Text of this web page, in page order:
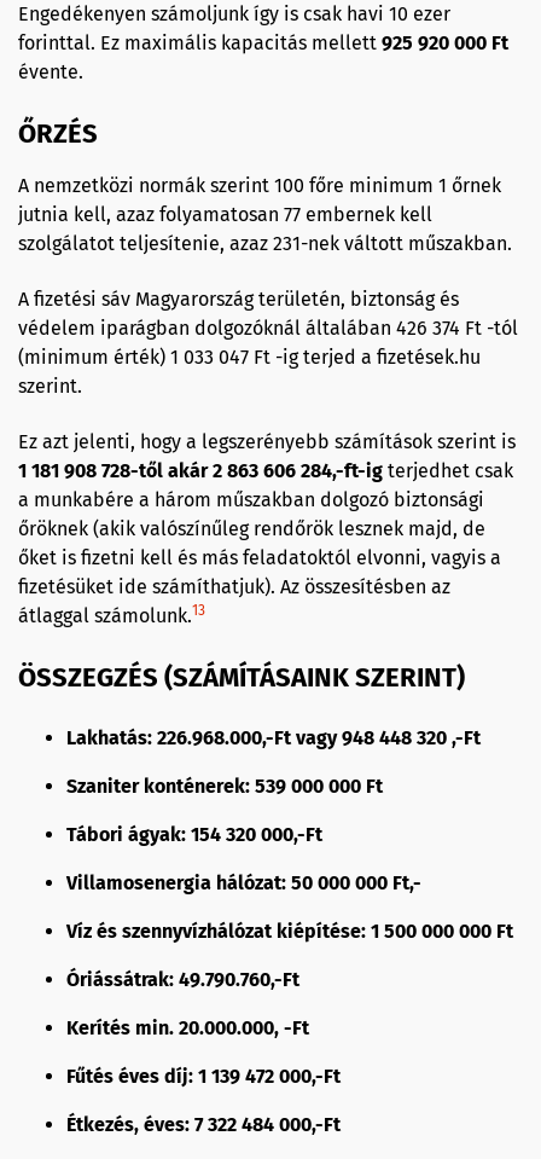
Engedékenyen számoljunk így is csak havi 10 ezer
forinttal. Ez maximális kapacitás mellett 925 920 000 Ft
évente.
ŐRZÉS
A nemzetközi normák szerint 100 főre minimum 1 őrnek
jutnia kell, azaz folyamatosan 77 embernek kell
szolgálatot teljesítenie, azaz 231-nek váltott műszakban.
A fizetési sáv Magyarország területén, biztonság és
védelem iparágban dolgozóknál általában 426 374 Ft -tól
(minimum érték) 1 033 047 Ft -ig terjed a fizetések.hu
szerint.
Ez azt jelenti, hogy a legszerényebb számítások szerint is
1 181 908 728-től akár 2 863 606 284,-ft-ig terjedhet csak
a munkabére a három műszakban dolgozó biztonsági
őröknek (akik valószínűleg rendőrök lesznek majd, de
őket is fizetni kell és más feladatoktól elvonni, vagyis a
fizetésüket ide számíthatjuk). Az összesítésben az
átlaggal számolunk.13
ÖSSZEGZÉS (SZÁMÍTÁSAINK SZERINT)
Lakhatás: 226.968.000,-Ft vagy 948 448 320 ,-Ft
Szaniter konténerek: 539 000 000 Ft
Tábori ágyak: 154 320 000,-Ft
Villamosenergia hálózat: 50 000 000 Ft,-
Víz és szennyvízhálózat kiépítése: 1 500 000 000 Ft
Óriássátrak: 49.790.760,-Ft
Kerítés min. 20.000.000, -Ft
Fűtés éves díj: 1 139 472 000,-Ft
Étkezés, éves: 7 322 484 000,-Ft